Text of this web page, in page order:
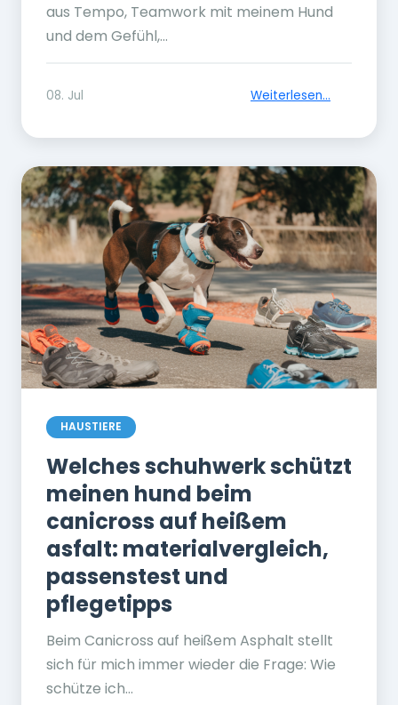
aus Tempo, Teamwork mit meinem Hund
und dem Gefühl,...
08. Jul Weiterlesen...
HAUSTIERE
Welches schuhwerk schützt
meinen hund beim
canicross auf heißem
asfalt: materialvergleich,
passenstest und
pflegetipps
Beim Canicross auf heißem Asphalt stellt
sich für mich immer wieder die Frage: Wie
schütze ich...